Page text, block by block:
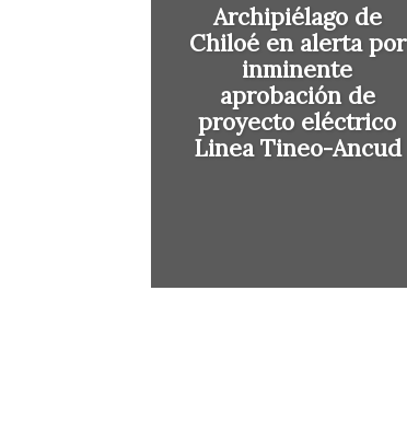
Archipiélago de
Chiloé en alerta por
inminente
aprobación de
proyecto eléctrico
Linea Tineo-Ancud